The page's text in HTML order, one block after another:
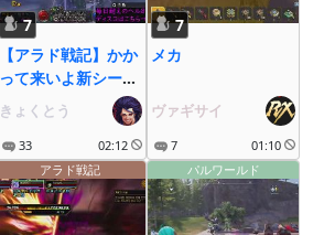
7
【アラド戦記】かか
って来いよ新シーズ
ン！
きょくとう
33 02:12
7
メカ
ヴァギサイ
7
01:10
アラド戦記 パルワールド